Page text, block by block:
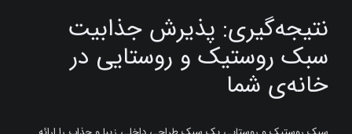
نتیجه‌گیری: پذیرش جذابیت
سبک روستیک و روستایی در
خانه‌ی شما